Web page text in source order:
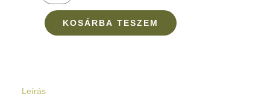
KOSÁRBA TESZEM
Leírás